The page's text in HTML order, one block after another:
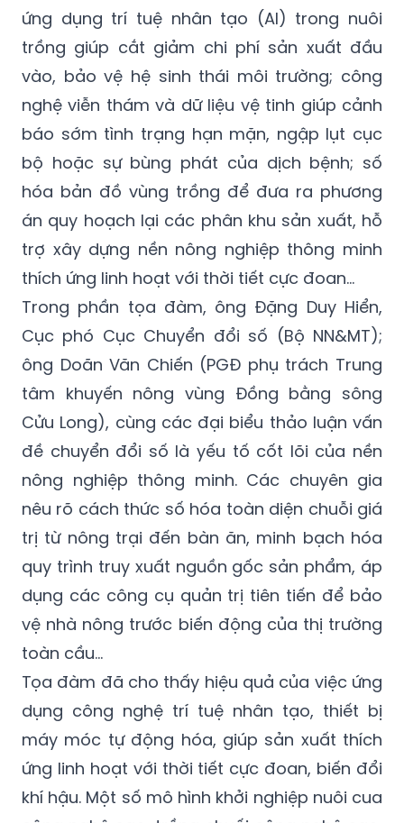
ứng dụng trí tuệ nhân tạo (AI) trong nuôi
trồng giúp cắt giảm chi phí sản xuất đầu
vào, bảo vệ hệ sinh thái môi trường; công
nghệ viễn thám và dữ liệu vệ tinh giúp cảnh
báo sớm tình trạng hạn mặn, ngập lụt cục
bộ hoặc sự bùng phát của dịch bệnh; số
hóa bản đồ vùng trồng để đưa ra phương
án quy hoạch lại các phân khu sản xuất, hỗ
trợ xây dựng nền nông nghiệp thông minh
thích ứng linh hoạt với thời tiết cực đoan…
Trong phần tọa đàm, ông Đặng Duy Hiển,
Cục phó Cục Chuyển đổi số (Bộ NN&MT);
ông Doãn Văn Chiến (PGĐ phụ trách Trung
tâm khuyến nông vùng Đồng bằng sông
Cửu Long), cùng các đại biểu thảo luận vấn
đề chuyển đổi số là yếu tố cốt lõi của nền
nông nghiệp thông minh. Các chuyên gia
nêu rõ cách thức số hóa toàn diện chuỗi giá
trị từ nông trại đến bàn ăn, minh bạch hóa
quy trình truy xuất nguồn gốc sản phẩm, áp
dụng các công cụ quản trị tiên tiến để bảo
vệ nhà nông trước biến động của thị trường
toàn cầu...
Tọa đàm đã cho thấy hiệu quả của việc ứng
dụng công nghệ trí tuệ nhân tạo, thiết bị
máy móc tự động hóa, giúp sản xuất thích
ứng linh hoạt với thời tiết cực đoan, biến đổi
khí hậu. Một số mô hình khởi nghiệp nuôi cua